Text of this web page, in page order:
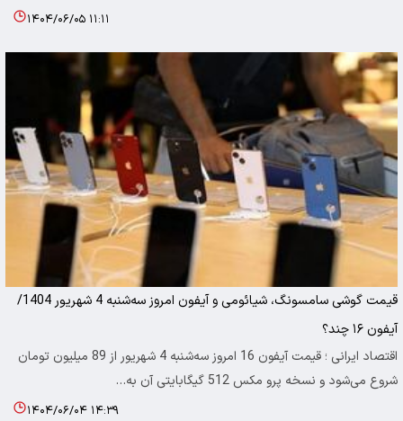
۱۴۰۴/۰۶/۰۵ ۱۱:۱۱
قیمت گوشی سامسونگ، شیائومی و آیفون امروز سه‌شنبه 4 شهریور 1404/
آیفون ۱۶ چند؟
اقتصاد ایرانی ؛ قیمت آیفون 16 امروز سه‌شنبه 4 شهریور از 89 میلیون تومان
شروع می‌شود و نسخه پرو مکس 512 گیگابایتی آن به…
۱۴۰۴/۰۶/۰۴ ۱۴:۳۹